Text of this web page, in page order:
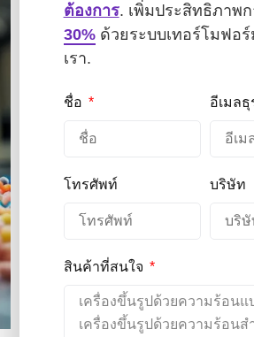
ต้องการ. เพิ่มประสิทธิภาพ
30%ด้วยระบบเทอร์โมฟอ
เรา.
ชื่อ อีเมลธุ
โทรศัพท์ บริษัท
สินค้าที่สนใจ